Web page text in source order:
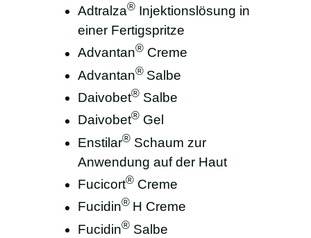
Adtralza® Injektionslösung in
einer Fertigspritze
Advantan® Creme
Advantan® Salbe
Daivobet® Salbe
Daivobet® Gel
Enstilar® Schaum zur
Anwendung auf der Haut
Fucicort® Creme
Fucidin® H Creme
Fucidin® Salbe